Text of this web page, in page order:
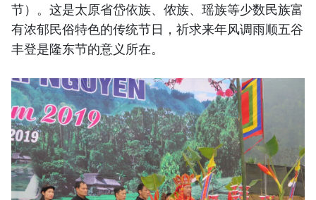
节）。这是太原省岱依族、侬族、瑶族等少数民族富
有浓郁民俗特色的传统节日，祈求来年风调雨顺五谷
丰登是隆东节的意义所在。